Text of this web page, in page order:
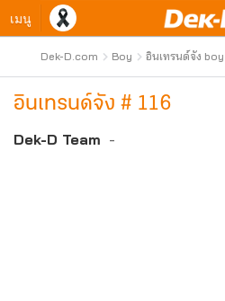
เมนู
Dek-D.com Boy อินเทรนด์จัง boy
อินเทรนด์จัง # 116
Dek-D Team -